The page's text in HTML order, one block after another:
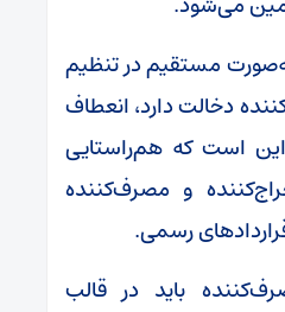
مستقیم در تنظیم
دخالت دارد، انعطاف
این است که هم‌راستایی
و مصرف‌کننده
رسمی.
باید در قالب